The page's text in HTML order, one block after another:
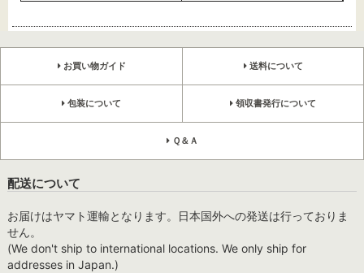
お買い物ガイド 送料について
包装について 領収書発行について
Ｑ＆Ａ
配送について
お届けはヤマト運輸となります。日本国外への発送は行っておりま
せん。
(We don't ship to international locations. We only ship for
addresses in Japan.)